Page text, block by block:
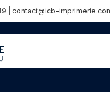
| contact@icb-